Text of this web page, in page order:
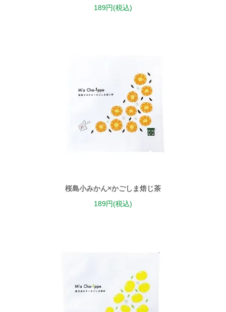
189円(税込)
桜島小みかん×かごしま焙じ茶
189円(税込)